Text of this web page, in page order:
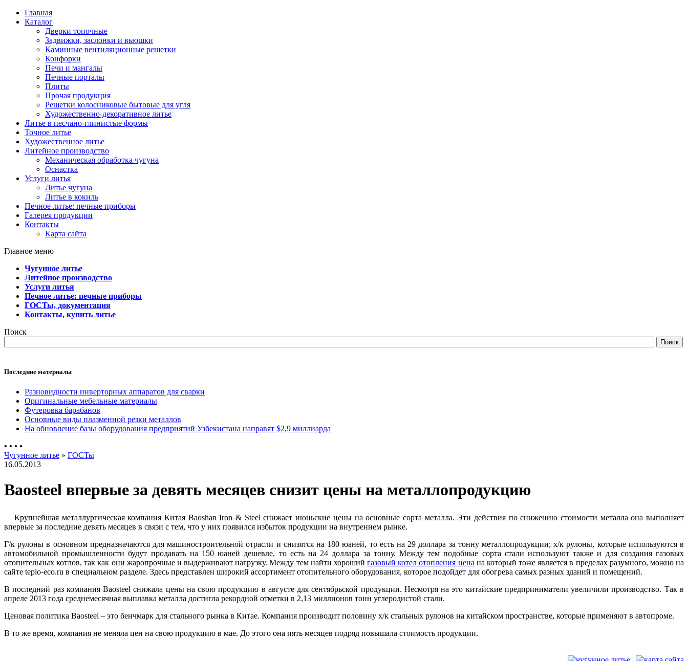
Главная
Каталог
Дверки топочные
Задвижки, заслонки и вьюшки
Каминные вентиляционные решетки
Конфорки
Печи и мангалы
Печные порталы
Плиты
Прочая продукция
Решетки колосниковые бытовые для угля
Художественно-декоративное литье
Литье в песчано-глинистые формы
Точное литье
Художественное литье
Литейное производство
Механическая обработка чугуна
Оснастка
Услуги литья
Литье чугуна
Литье в кокиль
Печное литье: печные приборы
Галерея продукции
Контакты
Карта сайта
Главное меню
Чугунное литье
Литейное производство
Услуги литья
Печное литье: печные приборы
ГОСТы, документация
Контакты, купить литье
Поиск
Поиск
Последние материалы
Разновидности инверторных аппаратов для сварки
Оригинальные мебельные материалы
Футеровка барабанов
Основные виды плазменной резки металлов
На обновление базы оборудования предприятий Узбекистана направят $2,9 миллиарда
• • • •
Чугунное литье » ГОСТы
16.05.2013
Baosteel впервые за девять месяцев снизит цены на металлопродукцию
Крупнейшая металлургическая компания Китая Baoshan Iron & Steel снижает июньские цены на основные сорта металла. Эти действия по снижению стоимости металла она выполняет
впервые за последние девять месяцев в связи с тем, что у них появился избыток продукции на внутреннем рынке.
Г/к рулоны в основном предназначаются для машиностроительной отрасли и снизятся на 180 юаней, то есть на 29 доллара за тонну металлопродукции; х/к рулоны, которые используются в
автомобильной промышленности будут продавать на 150 юаней дешевле, то есть на 24 доллара за тонну. Между тем подобные сорта стали используют также и для создания газовых
отопительных котлов, так как они жаропрочные и выдерживают нагрузку. Между тем найти хорошийгазовый котел отопления цена на который тоже является в пределах разумного, можно на
сайте teplo-eco.ru в специальном разделе. Здесь представлен широкий ассортимент отопительного оборудования, которое подойдет для обогрева самых разных зданий и помещений.
В последний раз компания Baosteel снижала цены на свою продукцию в августе для сентябрьской продукции. Несмотря на это китайские предприниматели увеличили производство. Так в
апреле 2013 года среднемесячная выплавка металла достигла рекордной отметки в 2,13 миллионов тонн углеродистой стали.
Ценовая политика Baosteel – это бенчмарк для стального рынка в Китае. Компания производит половину х/к стальных рулонов на китайском пространстве, которые применяют в автопроме.
В то же время, компания не меняла цен на свою продукцию в мае. До этого она пять месяцев подряд повышала стоимость продукции.